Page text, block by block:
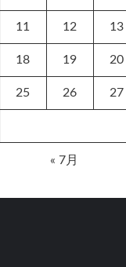
11 12 13
18 19 20
25 26 27
« 7月